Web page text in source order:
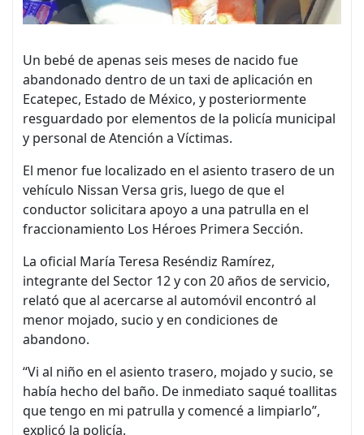
Un bebé de apenas seis meses de nacido fue
abandonado dentro de un taxi de aplicación en
Ecatepec, Estado de México, y posteriormente
resguardado por elementos de la policía municipal
y personal de Atención a Víctimas.
El menor fue localizado en el asiento trasero de un
vehículo Nissan Versa gris, luego de que el
conductor solicitara apoyo a una patrulla en el
fraccionamiento Los Héroes Primera Sección.
La oficial María Teresa Reséndiz Ramírez,
integrante del Sector 12 y con 20 años de servicio,
relató que al acercarse al automóvil encontró al
menor mojado, sucio y en condiciones de
abandono.
“Vi al niño en el asiento trasero, mojado y sucio, se
había hecho del baño. De inmediato saqué toallitas
que tengo en mi patrulla y comencé a limpiarlo”,
explicó la policía.